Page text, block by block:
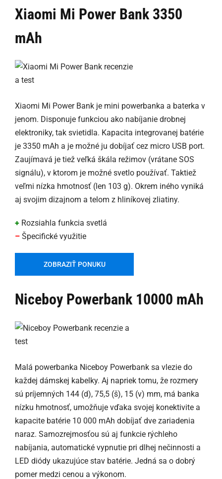
Xiaomi Mi Power Bank 3350
mAh
Xiaomi Mi Power Bank je mini powerbanka a baterka v
jenom. Disponuje funkciou ako nabíjanie drobnej
elektroniky, tak svietidla. Kapacita integrovanej batérie
je 3350 mAh a je možné ju dobíjať cez micro USB port.
Zaujímavá je tiež veľká škála režimov (vrátane SOS
signálu), v ktorom je možné svetlo používať. Taktiež
veľmi nízka hmotnosť (len 103 g). Okrem iného vyniká
aj svojim dizajnom a telom z hliníkovej zliatiny.
+ Rozsiahla funkcia svetlá
– Špecifické využitie
ZOBRAZIŤ PONUKU
Niceboy Powerbank 10000 mAh
Malá powerbanka Niceboy Powerbank sa vlezie do
každej dámskej kabelky. Aj napriek tomu, že rozmery
sú príjemných 144 (d), 75,5 (š), 15 (v) mm, má banka
nízku hmotnosť, umožňuje vďaka svojej konektivite a
kapacite batérie 10 000 mAh dobíjať dve zariadenia
naraz. Samozrejmosťou sú aj funkcie rýchleho
nabíjania, automatické vypnutie pri dlhej nečinnosti a
LED diódy ukazujúce stav batérie. Jedná sa o dobrý
pomer medzi cenou a výkonom.